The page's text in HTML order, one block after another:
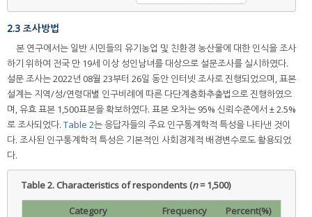
2.3 조사방법
본 연구에서는 일반 시민들의 유기농업 및 친환경 농산물에 대한 인식을 조사
하기 위하여 전국 만 19세 이상 성인남녀를 대상으로 설문조사를 실시하였다.
설문 조사는 2022년 08월 23부터 26일 동안 인터넷 조사로 진행되었으며, 표본
설계는 지역/성/연령대별 인구비례에 따른 다단계층화추출법으로 진행하였으
며, 유효 표본 1,500표본을 확보하였다. 표본 오차는 95% 신뢰수준에서 ± 2.5%
로 조사되었다. Table 2는 응답자들의 주요 인구통계학적 특성을 나타낸 것이
다. 조사된 인구통계학적 특성은 기본적인 사회경제적 배경변수로도 활용되었
다.
Table 2. Characteristics of respondents (n= 1,500)
Category Frequency Percent(%)